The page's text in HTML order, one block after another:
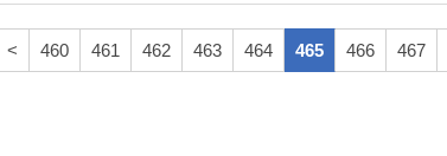
< 460 461 462 463 464 465 466 467